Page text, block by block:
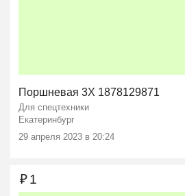
Поршневая 3X 1878129871
Для спецтехники
Екатеринбург
29 апреля 2023 в 20:24
₽1